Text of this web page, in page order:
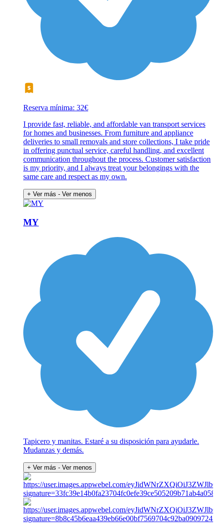
Reserva mínima: 32€
I provide fast, reliable, and affordable van transport services
for homes and businesses. From furniture and appliance
deliveries to small removals and store collections, I take pride
in offering punctual service, careful handling, and excellent
communication throughout the process. Customer satisfaction
is my priority, and I always treat your belongings with the
same care and respect as my own.
+ Ver más - Ver menos
MY
Tapicero y manitas. Estaré a su disposición para ayudarle.
Mudanzas y demás.
+ Ver más - Ver menos